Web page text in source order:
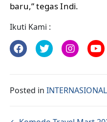
baru,” tegas Indi.
Ikuti Kami :
Posted in INTERNASIONAL